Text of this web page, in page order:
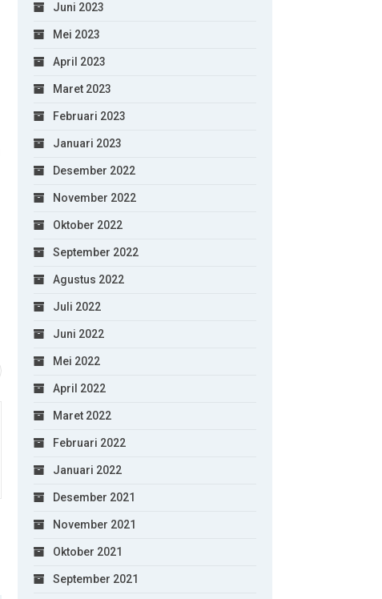
Juni 2023
Mei 2023
April 2023
Maret 2023
Februari 2023
Januari 2023
Desember 2022
November 2022
Oktober 2022
September 2022
Agustus 2022
Juli 2022
Juni 2022
Mei 2022
April 2022
Maret 2022
Februari 2022
Januari 2022
Desember 2021
November 2021
Oktober 2021
September 2021